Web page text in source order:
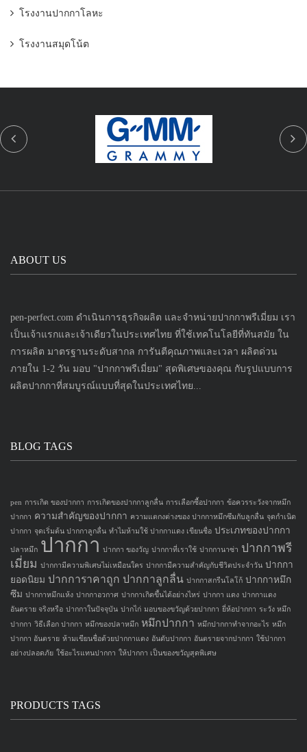
โรงงานปากกาโลหะ
โรงงานสมุดโน้ต
ABOUT US
pen-perfect.com ดำเนินการธุรกิจผลิต และจำหน่ายปากกาพรีเมี่ยม เรา
เป็นเจ้าแรกและเจ้าเดียวในประเทศไทย ที่ใช้เทคโนโลยีที่ทันสมัย ใน
การผลิต มาตรฐานระดับสากล การันตีคุณภาพและเวลา ผลิตด่วน
ภายใน 1-2 วัน มอบ "ปากกาพรีเมี่ยม" สุดพิเศษของคุณ กับรูปแบบการ
ผลิตปากกาที่สมบูรณ์แบบที่สุดในประเทศไทย...
BLOG TAGS
pen การเกิด ของปากกา การเกิดของปากกาลูกลื่น การเลือกซื้อปากกา ข้อควรระวังจากหมึก
ปากกา ความสำคัญของปากกา ความแตกงต่างของ ปากกาหมึกซึมกับลูกลื่น จุดกำเนิด
ปากกา จุดเริ่มต้น ปากกาลูกลื่น ทำไมห้ามใช้ ปากกาแดง เขียนชื่อ ประเภทของปากกา
ปลาหมึก ปากกา ปากกา ของวัญ ปากกาที่เราใช้ ปากกานาซ่า ปากกาพรี
เมี่ยม ปากกามีความพิเศษไม่เหมือนใคร ปากกามีความสำคัญกับชีวิตประจำวัน ปากกา
ยอดนิยม ปากการาคาถูก ปากกาลูกลื่น ปากกาสกรีนโลโก้ ปากกาหมึก
ซึม ปากกาหมึกแห้ง ปากกาอวกาศ ปากกาเกิดขึ้นได้อย่างไหร่ ปากกา แดง ปากกาแดง
อันตราย จริงหรือ ปากกาในปัจจุบัน ปากไก่ มอบของขวัญด้วยปากกา ยี่ห้อปากกา ระวัง หมึก
ปากกา วิธีเลือก ปากกา หมึกของปลาหมึก หมึกปากกา หมึกปากกาทำจากอะไร หมึก
ปากกา อันตราย ห้ามเขียนชื่อด้วยปากกาแดง อันดับปากกา อันตรายจากปากกา ใช้ปากกา
อย่างปลอดภัย ใช้อะไรแทนปากกา ให้ปากกา เป็นของขวัญสุดพิเศษ
PRODUCTS TAGS